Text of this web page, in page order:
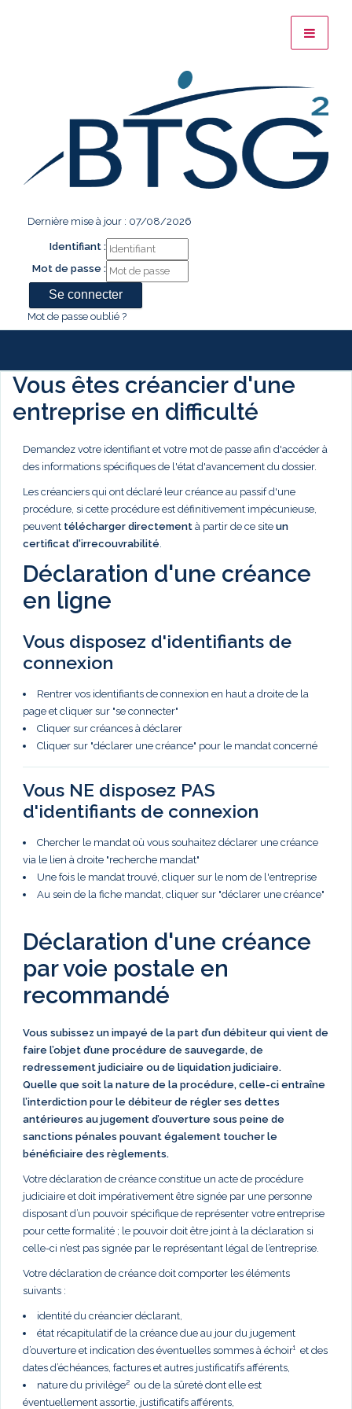
Dernière mise à jour : 07/08/2026
Identifiant :
Mot de passe :
Mot de passe oublié ?
Vous êtes créancier d'une
entreprise en difficulté
Demandez votre identifiant et votre mot de passe afin d'accéder à
des informations spécifiques de l'état d'avancement du dossier.
Les créanciers qui ont déclaré leur créance au passif d'une
procédure, si cette procédure est définitivement impécunieuse,
peuvent télécharger directement à partir de ce site un
certificat d'irrecouvrabilité.
Déclaration d'une créance
en ligne
Vous disposez d'identifiants de
connexion
Rentrer vos identifiants de connexion en haut a droite de la
page et cliquer sur "se connecter"
Cliquer sur créances à déclarer
Cliquer sur "déclarer une créance" pour le mandat concerné
Vous NE disposez PAS
d'identifiants de connexion
Chercher le mandat où vous souhaitez déclarer une créance
via le lien à droite "recherche mandat"
Une fois le mandat trouvé, cliquer sur le nom de l'entreprise
Au sein de la fiche mandat, cliquer sur "déclarer une créance"
Déclaration d'une créance
par voie postale en
recommandé
Vous subissez un impayé de la part d’un débiteur qui vient de
faire l’objet d’une procédure de sauvegarde, de
redressement judiciaire ou de liquidation judiciaire.
Quelle que soit la nature de la procédure, celle-ci entraîne
l’interdiction pour le débiteur de régler ses dettes
antérieures au jugement d’ouverture sous peine de
sanctions pénales pouvant également toucher le
bénéficiaire des règlements.
Votre déclaration de créance constitue un acte de procédure
judiciaire et doit impérativement être signée par une personne
disposant d’un pouvoir spécifique de représenter votre entreprise
pour cette formalité ; le pouvoir doit être joint à la déclaration si
celle-ci n’est pas signée par le représentant légal de l’entreprise.
Votre déclaration de créance doit comporter les éléments
suivants :
identité du créancier déclarant,
état récapitulatif de la créance due au jour du jugement
d’ouverture et indication des éventuelles sommes à échoir¹ et des
dates d’échéances, factures et autres justificatifs afférents,
nature du privilège² ou de la sûreté dont elle est
éventuellement assortie, justificatifs afférents,